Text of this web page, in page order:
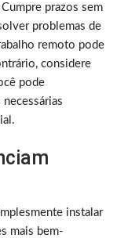
prazos sem
problemas de
remoto pode
considere
pode
instalar
mais bem-